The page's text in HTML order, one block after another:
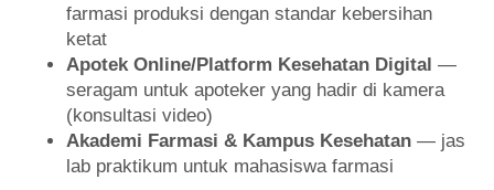
farmasi produksi dengan standar kebersihan
ketat
Apotek Online/Platform Kesehatan Digital —
seragam untuk apoteker yang hadir di kamera
(konsultasi video)
Akademi Farmasi & Kampus Kesehatan — jas
lab praktikum untuk mahasiswa farmasi